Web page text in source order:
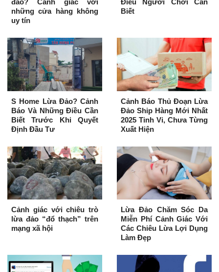
đảo? Cảnh giác với
những cửa hàng không
uy tín
Điều Người Chơi Cần
Biết
S Home Lừa Đảo? Cảnh
Báo Và Những Điều Cần
Biết Trước Khi Quyết
Định Đầu Tư
Cảnh Báo Thủ Đoạn Lừa
Đảo Ship Hàng Mới Nhất
2025 Tinh Vi, Chưa Từng
Xuất Hiện
Cảnh giác với chiêu trò
lừa đảo “đổ thạch” trên
mạng xã hội
Lừa Đảo Chăm Sóc Da
Miễn Phí Cảnh Giác Với
Các Chiêu Lừa Lợi Dụng
Làm Đẹp